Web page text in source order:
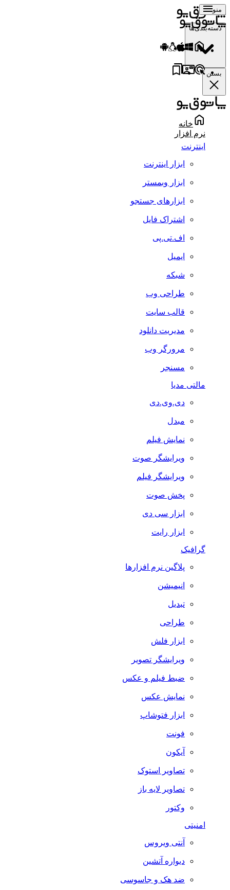
منو
دسته‌بندی‌ها
بستن
خانه
نرم افزار
اینترنت
ابزار اینترنت
ابزار وبمستر
ابزارهای جستجو
اشتراک فایل
اف.تی.پی
ایمیل
شبکه
طراحی وب
قالب سایت
مدیریت دانلود
مرورگر وب
مسنجر
مالتی مدیا
دی.وی.دی
مبدل
نمایش فیلم
ویرایشگر صوت
ویرایشگر فیلم
پخش صوت
ابزار سی دی
ابزار رایت
گرافیک
پلاگین نرم افزارها
انیمیشن
تبدیل
طراحی
ابزار فلش
ویرایشگر تصویر
ضبط فيلم و عكس
نمایش عکس
ابزار فتوشاپ
فونت
آیکون
تصاویر استوک
تصاویر لایه باز
وکتور
امنیتی
آنتی ویروس
دیواره آتشین
ضد هک و جاسوسی